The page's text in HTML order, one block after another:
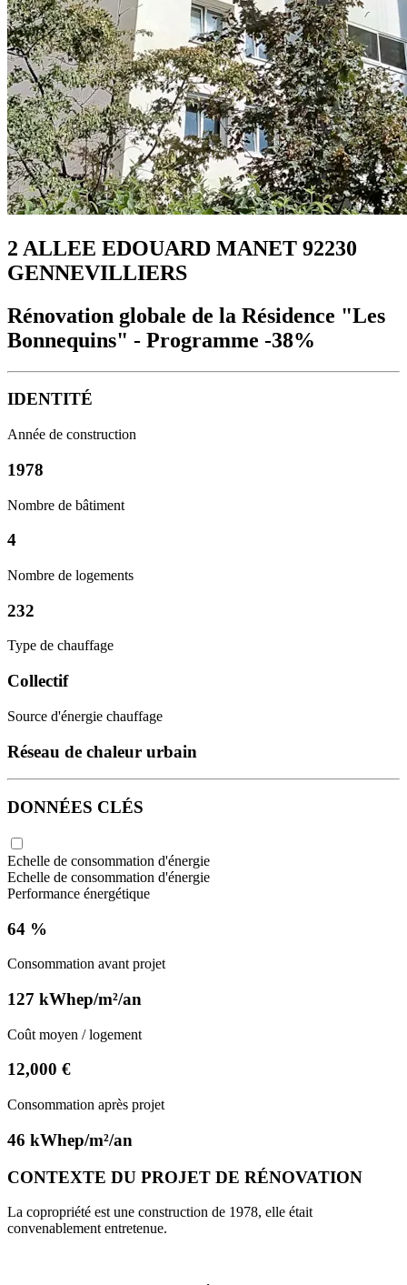
2 ALLEE EDOUARD MANET 92230
GENNEVILLIERS
Rénovation globale de la Résidence "Les
Bonnequins" - Programme -38%
IDENTITÉ
Année de construction
1978
Nombre de bâtiment
4
Nombre de logements
232
Type de chauffage
Collectif
Source d'énergie chauffage
Réseau de chaleur urbain
DONNÉES CLÉS
Echelle de consommation d'énergie
Echelle de consommation d'énergie
Performance énergétique
64 %
Consommation avant projet
127 kWhep/m²/an
Coût moyen / logement
12,000 €
Consommation après projet
46 kWhep/m²/an
CONTEXTE DU PROJET DE RÉNOVATION
La copropriété est une construction de 1978, elle était
convenablement entretenue.